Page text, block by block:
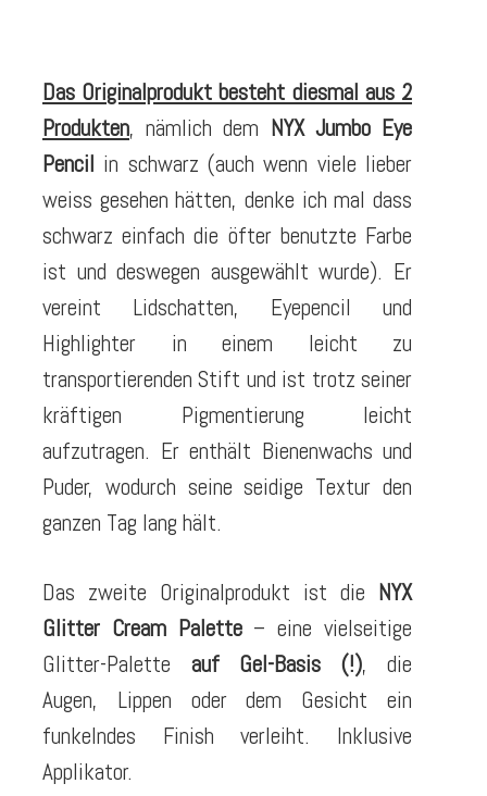
Das Originalprodukt besteht diesmal aus 2
Produkten, nämlich dem NYX Jumbo Eye
Pencil in schwarz (auch wenn viele lieber
weiss gesehen hätten, denke ich mal dass
schwarz einfach die öfter benutzte Farbe
ist und deswegen ausgewählt wurde). Er
vereint Lidschatten, Eyepencil und
Highlighter in einem leicht zu
transportierenden Stift und ist trotz seiner
kräftigen Pigmentierung leicht
aufzutragen. Er enthält Bienenwachs und
Puder, wodurch seine seidige Textur den
ganzen Tag lang hält.
Das zweite Originalprodukt ist die NYX
Glitter Cream Palette– eine vielseitige
Glitter-Palette auf Gel-Basis (!), die
Augen, Lippen oder dem Gesicht ein
funkelndes Finish verleiht. Inklusive
Applikator.